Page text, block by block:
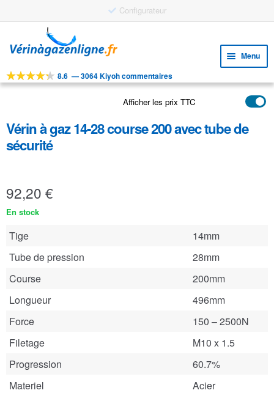
Configurateur
à
navigation
au
Menu
OUTILS
le
menu
APPLICATIONS
SERVICE CLIENTELE
8.6 —3064 Kiyoh commentaires
Afficher les prix TTC
Vérin à gaz 14-28 course 200 avec tube de
sécurité
92,20 €
En stock
Tige
14mm
Tube de pression
28mm
Course
200mm
Longueur
496mm
Force
150 – 2500N
Filetage
M10 x 1.5
Progression
60.7%
Materiel
Acier